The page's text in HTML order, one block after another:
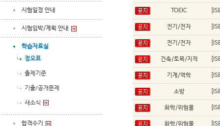
시험일정 안내
시험임박/계획 안내
학습자료실
정오표
출제기준
기출/공개문제
새소식
합격수기
TOEIC
전기/전자
전기/전자
건축/토목/지적
기계/역학
소방
화학/위험물
화학/위험물